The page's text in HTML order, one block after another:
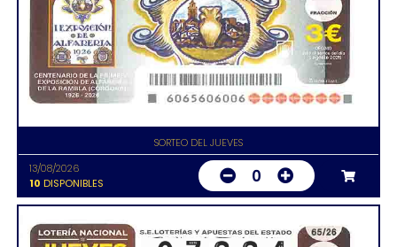
SORTEO DEL JUEVES
13/08/2026
10 DISPONIBLES 0